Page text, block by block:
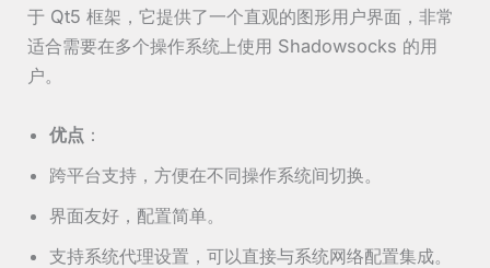
于 Qt5 框架，它提供了一个直观的图形用户界面，非常
适合需要在多个操作系统上使用 Shadowsocks 的用
户。
优点 ：
跨平台支持，方便在不同操作系统间切换。
界面友好，配置简单。
支持系统代理设置，可以直接与系统网络配置集成。